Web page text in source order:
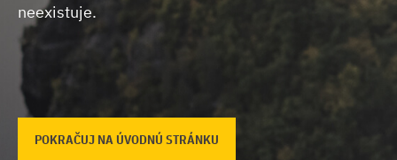
neexistuje.
POKRAČUJ NA ÚVODNÚ STRÁNKU